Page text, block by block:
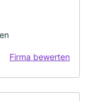
Firma bewerten